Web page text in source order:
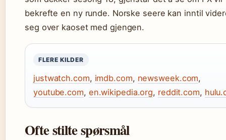
bekrefte en ny runde. Norske seere kan inntil
seg over kaoset med gjengen.
FLERE KILDER
justwatch.com, imdb.com, newsweek.com,
youtube.com, en.wikipedia.org, reddit.com,
Ofte stilte spørsmål